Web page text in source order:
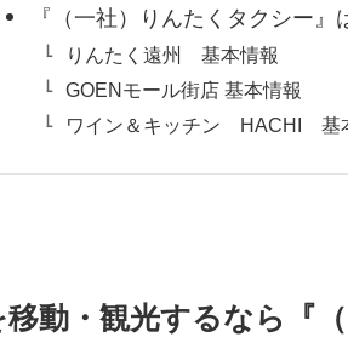
『（一社）りんたくタクシー
りんたく遠州 基本情報
GOENモール街店 基本情報
ワイン＆キッチン HACHI 基
動・観光するなら『